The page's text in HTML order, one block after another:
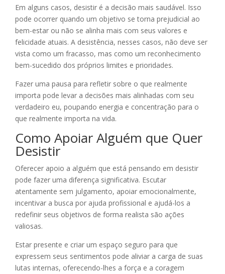
Em alguns casos, desistir é a decisão mais saudável. Isso
pode ocorrer quando um objetivo se torna prejudicial ao
bem-estar ou não se alinha mais com seus valores e
felicidade atuais. A desistência, nesses casos, não deve ser
vista como um fracasso, mas como um reconhecimento
bem-sucedido dos próprios limites e prioridades.
Fazer uma pausa para refletir sobre o que realmente
importa pode levar a decisões mais alinhadas com seu
verdadeiro eu, poupando energia e concentração para o
que realmente importa na vida.
Como Apoiar Alguém que Quer
Desistir
Oferecer apoio a alguém que está pensando em desistir
pode fazer uma diferença significativa. Escutar
atentamente sem julgamento, apoiar emocionalmente,
incentivar a busca por ajuda profissional e ajudá-los a
redefinir seus objetivos de forma realista são ações
valiosas.
Estar presente e criar um espaço seguro para que
expressem seus sentimentos pode aliviar a carga de suas
lutas internas, oferecendo-lhes a força e a coragem